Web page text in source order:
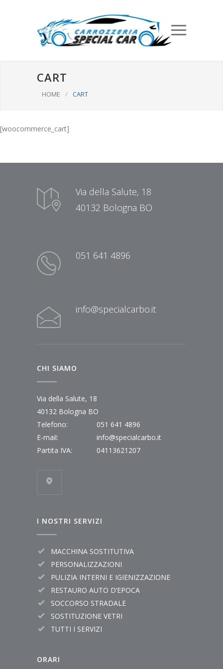
CART
HOME / CART
[woocommerce_cart]
Via della Salute, 18
40132 Bologna BO
051 641 4896
info@specialcarbo.it
CHI SIAMO
Via della Salute, 18
40132 Bologna BO
Telefono:
051 641 4896
E-mail:
info@specialcarbo.it
Partita IVA:
04113621207
I NOSTRI SERVIZI
MACCHINA SOSTITUTIVA
PERSONALIZZAZIONI
PULIZIA INTERNI E IGIENIZZAZIONE
RESTAURO AUTO D’EPOCA
SOCCORSO STRADALE
SOSTITUZIONE VETRI
TUTTI I SERVIZI
ORARI